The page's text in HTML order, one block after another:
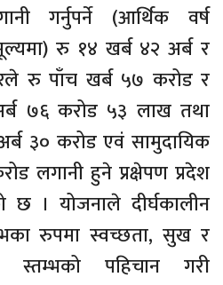
गर्नुपर्ने (आर्थिक वर्ष
रु १४ खर्ब ४२ अर्ब र
रु पाँच खर्ब ५७ करोड र
७६ करोड ५३ लाख तथा
३० करोड एवं सामुदायिक
लगानी हुने प्रक्षेपण प्रदेश
। योजनाले दीर्घकालीन
रुपमा स्वच्छता, सुख र
स्तम्भको पहिचान गरी